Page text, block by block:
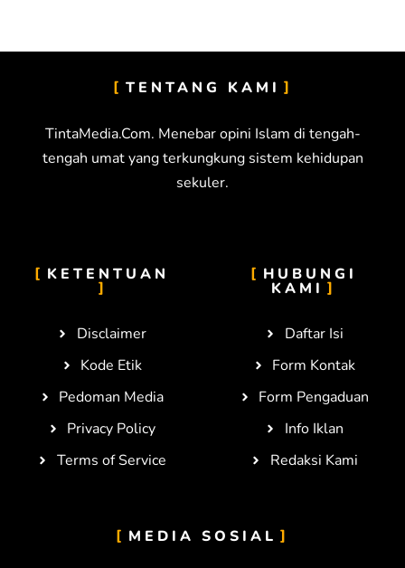
TENTANG KAMI
TintaMedia.Com. Menebar opini Islam di tengah-
tengah umat yang terkungkung sistem kehidupan
sekuler.
KETENTUAN
Disclaimer
Kode Etik
Pedoman Media
Privacy Policy
Terms of Service
HUBUNGI
KAMI
Daftar Isi
Form Kontak
Form Pengaduan
Info Iklan
Redaksi Kami
MEDIA SOSIAL